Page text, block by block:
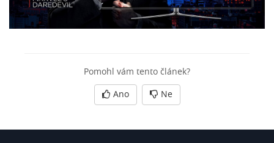
Pomohl vám tento článek?
Ano Ne